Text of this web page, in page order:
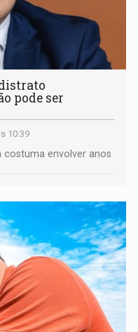
distrato
pode ser
10:39
envolver anos